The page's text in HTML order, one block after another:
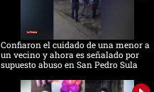
Confiaron el cuidado de una menor a
un vecino y ahora es señalado por
supuesto abuso en San Pedro Sula